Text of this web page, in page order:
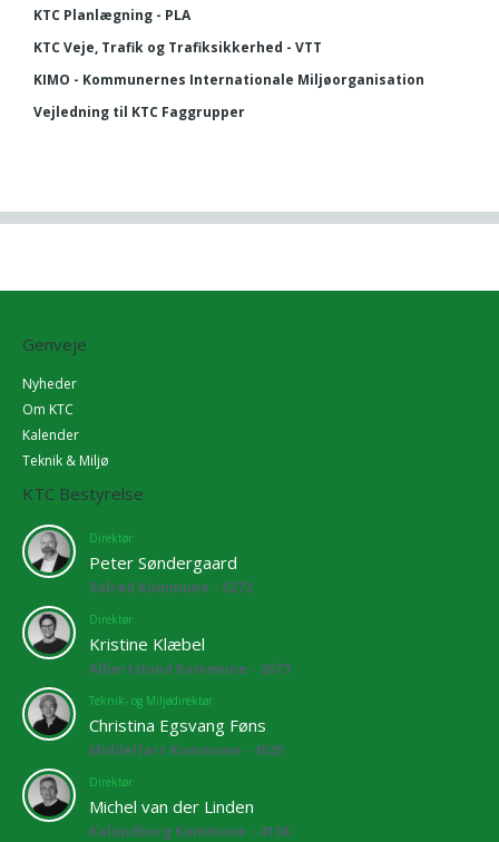
KTC Planlægning - PLA
KTC Veje, Trafik og Trafiksikkerhed - VTT
KIMO - Kommunernes Internationale Miljøorganisation
Vejledning til KTC Faggrupper
Genveje
Nyheder
Om KTC
Kalender
Teknik & Miljø
KTC Bestyrelse
Direktør
Peter Søndergaard
Solrød Kommune - 5272
Direktør
Kristine Klæbel
Albertslund Kommune - 2673
Teknik- og Miljødirektør
Christina Egsvang Føns
Middelfart Kommune - 4525
Direktør
Michel van der Linden
Kalundborg Kommune - 4108